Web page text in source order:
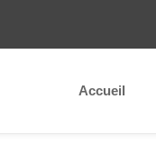
Accueil